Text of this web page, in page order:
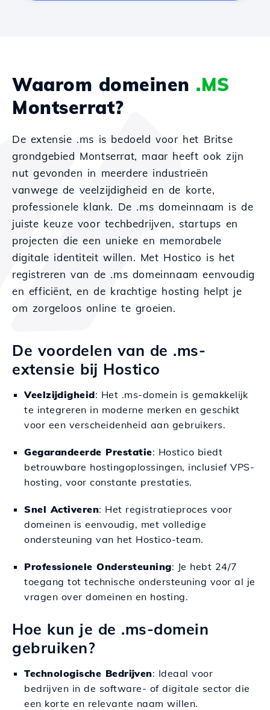
Waarom domeinen .MS
Montserrat?
De extensie .ms is bedoeld voor het Britse
grondgebied Montserrat, maar heeft ook zijn
nut gevonden in meerdere industrieën
vanwege de veelzijdigheid en de korte,
professionele klank. De .ms domeinnaam is de
juiste keuze voor techbedrijven, startups en
projecten die een unieke en memorabele
digitale identiteit willen. Met Hostico is het
registreren van de .ms domeinnaam eenvoudig
en efficiënt, en de krachtige hosting helpt je
om zorgeloos online te groeien.
De voordelen van de .ms-
extensie bij Hostico
Veelzijdigheid: Het .ms-domein is gemakkelijk
te integreren in moderne merken en geschikt
voor een verscheidenheid aan gebruikers.
Gegarandeerde Prestatie: Hostico biedt
betrouwbare hostingoplossingen, inclusief VPS-
hosting, voor constante prestaties.
Snel Activeren: Het registratieproces voor
domeinen is eenvoudig, met volledige
ondersteuning van het Hostico-team.
Professionele Ondersteuning: Je hebt 24/7
toegang tot technische ondersteuning voor al je
vragen over domeinen en hosting.
Hoe kun je de .ms-domein
gebruiken?
Technologische Bedrijven: Ideaal voor
bedrijven in de software- of digitale sector die
een korte en relevante naam willen.